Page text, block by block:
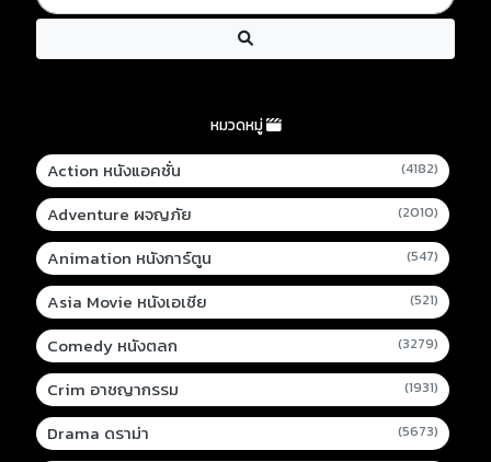
หมวดหมู่
Action หนังแอคชั่น (4182)
Adventure ผจญภัย (2010)
Animation หนังการ์ตูน (547)
Asia Movie หนังเอเชีย (521)
Comedy หนังตลก (3279)
Crim อาชญากรรม (1931)
Drama ดราม่า (5673)